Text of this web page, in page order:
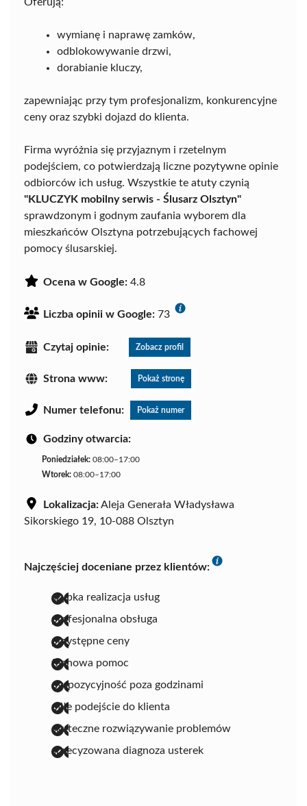
wymianę i naprawę zamków,
odblokowywanie drzwi,
dorabianie kluczy,
zapewniając przy tym profesjonalizm, konkurencyjne
ceny oraz szybki dojazd do klienta.
Firma wyróżnia się przyjaznym i rzetelnym
podejściem, co potwierdzają liczne pozytywne opinie
odbiorców ich usług. Wszystkie te atuty czynią
"KLUCZYK mobilny serwis - Ślusarz Olsztyn"
sprawdzonym i godnym zaufania wyborem dla
mieszkańców Olsztyna potrzebujących fachowej
pomocy ślusarskiej.
Ocena w Google: 4.8
Liczba opinii w Google: 73
Czytaj opinie: Zobacz profil
Strona www: Pokaż stronę
Numer telefonu: Pokaż numer
Godziny otwarcia:
Poniedziałek: 08:00–17:00
Wtorek: 08:00–17:00
Lokalizacja:Aleja Generała Władysława
Sikorskiego 19, 10-088 Olsztyn
Najczęściej doceniane przez klientów:
szybka realizacja usług
profesjonalna obsługa
przystępne ceny
fachowa pomoc
dyspozycyjność poza godzinami
miłe podejście do klienta
skuteczne rozwiązywanie problemów
sprecyzowana diagnoza usterek